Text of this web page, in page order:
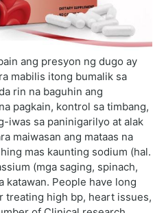
ang presyon ng dugo ay
mabilis itong bumalik sa
rin na baguhin ang
pagkain, kontrol sa timbang,
iwas sa paninigarilyo at alak
maiwasan ang mataas na
mas kaunting sodium (hal.
(mga saging, spinach,
katawan. People have long
treating high bp, heart issues,